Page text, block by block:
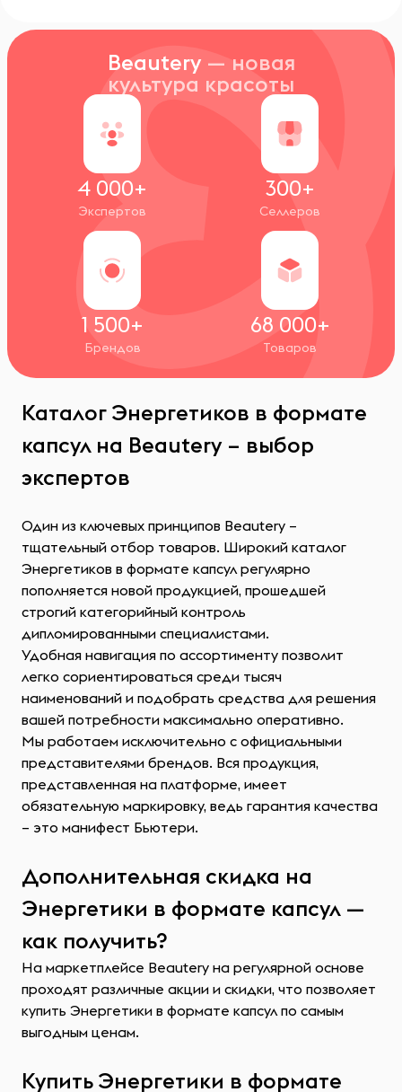
Beautery — новая
культура красоты
4 000+
Экспертов
300+
Селлеров
1 500+
Брендов
68 000+
Товаров
Каталог Энергетиков в формате
капсул на Beautery – выбор
экспертов
Один из ключевых принципов Beautery –
тщательный отбор товаров. Широкий каталог
Энергетиков в формате капсул регулярно
пополняется новой продукцией, прошедшей
строгий категорийный контроль
дипломированными специалистами.
Удобная навигация по ассортименту позволит
легко сориентироваться среди тысяч
наименований и подобрать средства для решения
вашей потребности максимально оперативно.
Мы работаем исключительно с официальными
представителями брендов. Вся продукция,
представленная на платформе, имеет
обязательную маркировку, ведь гарантия качества
– это манифест Бьютери.
Дополнительная скидка на
Энергетики в формате капсул —
как получить?
На маркетплейсе Beautery на регулярной основе
проходят различные акции и скидки, что позволяет
купить Энергетики в формате капсул по самым
выгодным ценам.
Купить Энергетики в формате